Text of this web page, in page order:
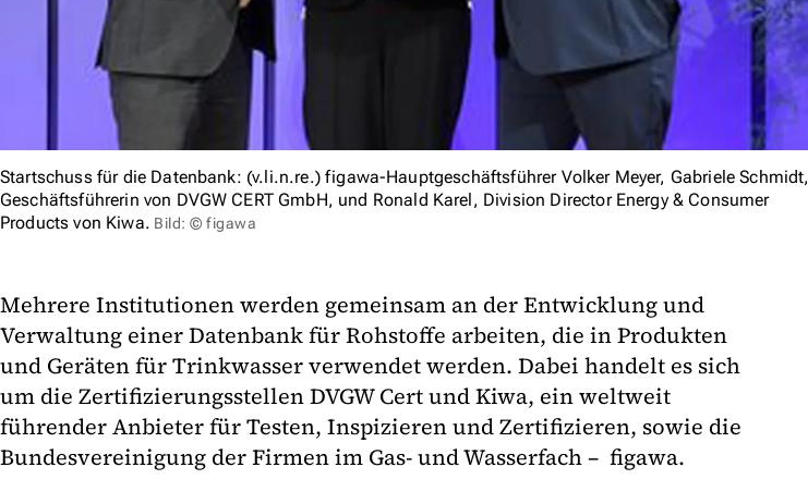
Startschuss für die Datenbank: (v.li.n.re.) figawa-Hauptgeschäftsführer Volker Meyer, Gabriele Schmidt,
Geschäftsführerin von DVGW CERT GmbH, und Ronald Karel, Division Director Energy & Consumer
Products von Kiwa. Bild: © figawa
Mehrere Institutionen werden gemeinsam an der Entwicklung und
Verwaltung einer Datenbank für Rohstoffe arbeiten, die in Produkten
und Geräten für Trinkwasser verwendet werden. Dabei handelt es sich
um die Zertifizierungsstellen DVGW Cert und Kiwa, ein weltweit
führender Anbieter für Testen, Inspizieren und Zertifizieren, sowie die
Bundesvereinigung der Firmen im Gas- und Wasserfach – figawa.